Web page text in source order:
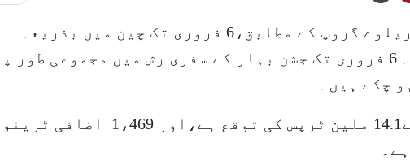
بیجنگ (ویب ڈیسک) چائنا ریلوے گروپ کے مطابق،6 فروری تک چین میں بذریعہ
ریل15.14 ملین ٹرپس ہوئے۔ 6 فروری تک جشن بہار کے سفری رش میں مجموعی طور
7 فروری کو قومی ریلوے سے14.1 ملین ٹرپس کی توقع ہے،اور 1،469 اضافی